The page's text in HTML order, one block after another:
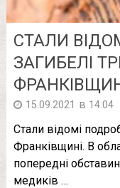
СТАЛИ
ЗАГИБЕЛІ
15.09.2021 в 14:04
Стали відомі
Франківщині. В
попередні
медиків …